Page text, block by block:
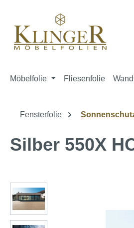
Möbelfolie Fliesenfolie
Fensterfolie
Silber 550X